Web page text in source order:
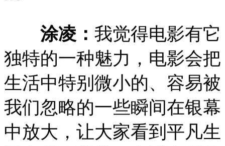
涂凌： 我觉得电影有它
独特的一种魅力，电影会把
生活中特别微小的、容易被
我们忽略的一些瞬间在银幕
中放大，让大家看到平凡生